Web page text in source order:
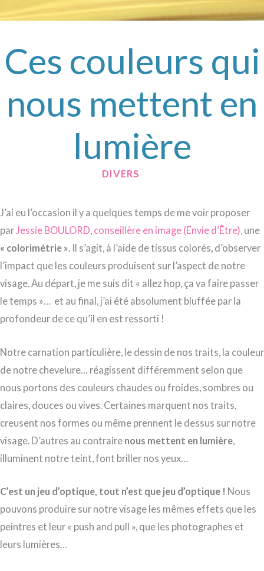
Ces couleurs qui
nous mettent en
lumière
DIVERS
J’ai eu l’occasion il y a quelques temps de me voir proposer
par Jessie BOULORD, conseillère en image (Envie d’Être), une
« colorimétrie ». Il s’agit, à l’aide de tissus colorés, d’observer
l’impact que les couleurs produisent sur l’aspect de notre
visage. Au départ, je me suis dit « allez hop, ça va faire passer
le temps »… et au final, j’ai été absolument bluffée par la
profondeur de ce qu’il en est ressorti !
Notre carnation particulière, le dessin de nos traits, la couleur
de notre chevelure… réagissent différemment selon que
nous portons des couleurs chaudes ou froides, sombres ou
claires, douces ou vives. Certaines marquent nos traits,
creusent nos formes ou même prennent le dessus sur notre
visage. D’autres au contraire nous mettent en lumière
illuminent notre teint, font briller nos yeux…
C’est un jeu d’optique, tout n’est que jeu d’optique ! Nous
pouvons produire sur notre visage les mêmes effets que les
peintres et leur « push and pull », que les photographes et
leurs lumières…